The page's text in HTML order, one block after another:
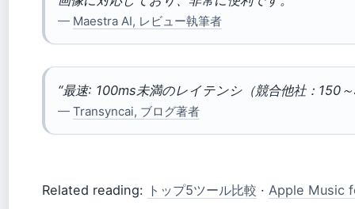
— Maestra AI, レビュー執筆者
“最速: 100ms未満のレイテンシ（競合他社：150
— Transyncai, ブログ著者
Related reading: トップ5ツール比較 · Apple Music